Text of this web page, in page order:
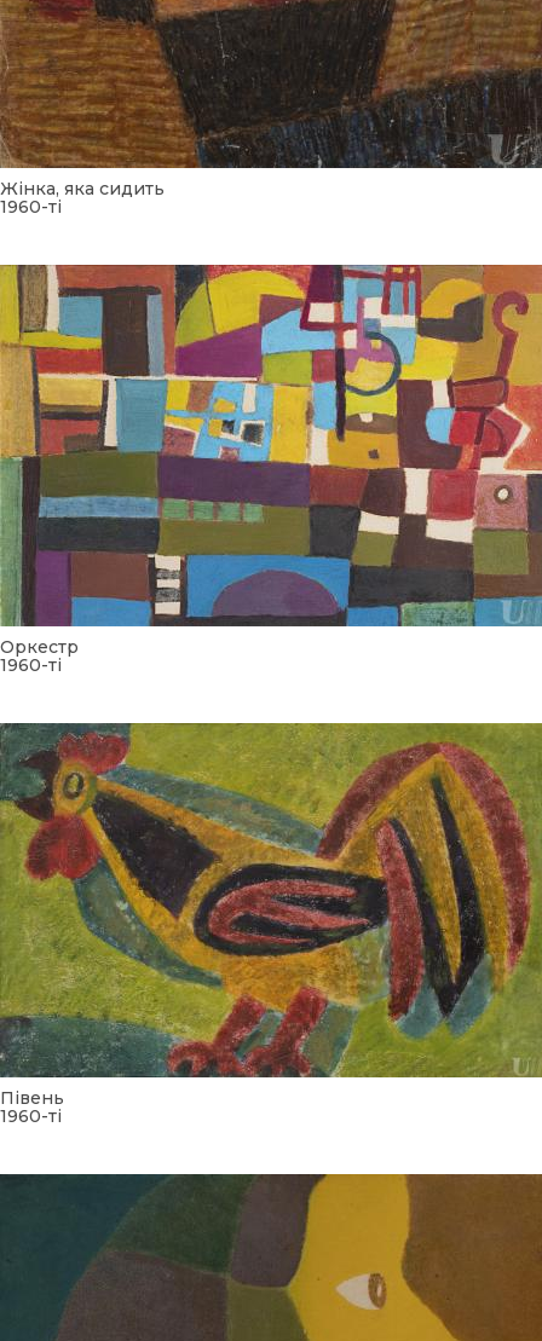
Жінка, яка сидить
1960-ті
Оркестр
1960-ті
Півень
1960-ті